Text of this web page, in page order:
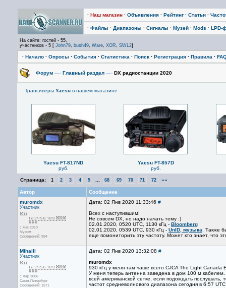
· Наш магазин · Объявления · Рейтинг · Статьи ·
· Файлы · Диапазоны · Сигналы · Музей · Mods · LPD-
На сайте: гостей - 55,
участников - 5 [ John79, bush49, Ware, XOR, SWL2]
· Начало · Опросы · События · Статистика · Поиск · Регистрация · Правила ·
Форум —› Главный раздел —› DX радиостанции 2020
Трансиверы Yaesu в нашем магазине
Yaesu FT-817ND
руб.
Yaesu FT-857D
руб.
Страница: 1 2 3 4 5 68 69 70 71 72 »»
Автор
Сообщение
muromdx
Участник
с янв 2010
Муром
Сообщений: 994
Дата: 02 Янв 2020 11:33:46 #
Всех с наступившим!
Не совсем DX, но надо начать тему :)
02.01.2020, 0520 UTC, 1130 кГц - Bloomberg
02.01.2020, 0539 UTC, 930 кГц - UnID, музыка . Также
еще помониторить эту частоту. Может кто знает, что
Mihaill
Участник
с мар 2006
Санкт-Петербург
Сообщений: 1571
Дата: 02 Янв 2020 13:32:08 #
muromdx
930 кГц у меня там чаще всего CJCA The Light Canada
У меня теперь антенна заведена в дом 100 м
всей американской сетке, если подождать
частот средневолнового диапазона сегодня в 6:57